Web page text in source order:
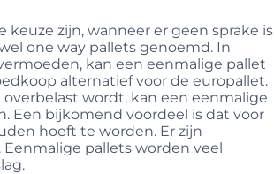
zijn, wanneer er geen sprake is
one way pallets genoemd. In
kan een eenmalige pallet
alternatief voor de europallet.
wordt, kan een eenmalige
Een bijkomend voordeel is dat voor
hoeft te worden. Er zijn
pallets worden veel